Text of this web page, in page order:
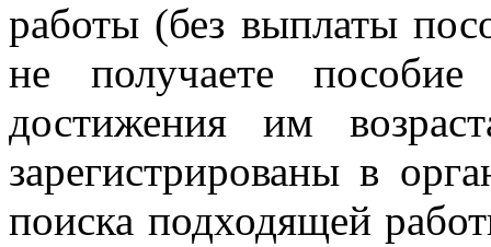
работы (без выплаты
не получаете
достижения им
зарегистрированы в
поиска подходящей